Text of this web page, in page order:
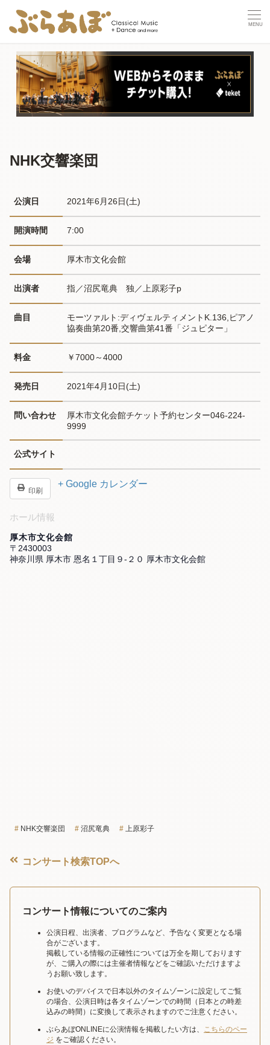
NHK交響楽団
公演日 2021年6月26日(土)
開演時間 7:00
会場 厚木市文化会館
出演者 指／沼尻竜典　独／上原彩子p
曲目
モーツァルト:ディヴェルティメントK.136,ピアノ
協奏曲第20番,交響曲第41番「ジュピター」
料金 ￥7000～4000
発売日 2021年4月10日(土)
問い合わせ
厚木市文化会館チケット予約センター046-224-
9999
公式サイト
印刷
+ Google カレンダー
ホール情報
厚木市文化会館
〒2430003
神奈川県 厚木市 恩名１丁目９-２０ 厚木市文化会館
NHK交響楽団 沼尻竜典 上原彩子
コンサート検索TOPへ
コンサート情報についてのご案内
公演日程、出演者、プログラムなど、予告なく変更となる場
合がございます。
掲載している情報の正確性については万全を期しております
が、ご購入の際には主催者情報などをご確認いただけますよ
うお願い致します。
お使いのデバイスで日本以外のタイムゾーンに設定してご覧
の場合、公演日時は各タイムゾーンでの時間（日本との時差
込みの時間）に変換して表示されますのでご注意ください。
ぶらあぼONLINEに公演情報を掲載したい方は、 こちらのペー
ジ をご確認ください。